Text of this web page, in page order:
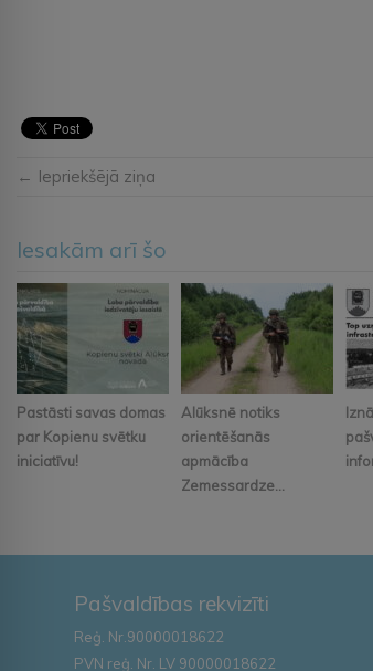
← Iepriekšējā ziņa
Iesakām arī šo
Pastāsti savas domas
par Kopienu svētku
iniciatīvu!
Alūksnē notiks
orientēšanās
apmācība
Zemessardze...
Pašvaldības rekvizīti
Reģ. Nr.90000018622
PVN reģ. Nr. LV 90000018622